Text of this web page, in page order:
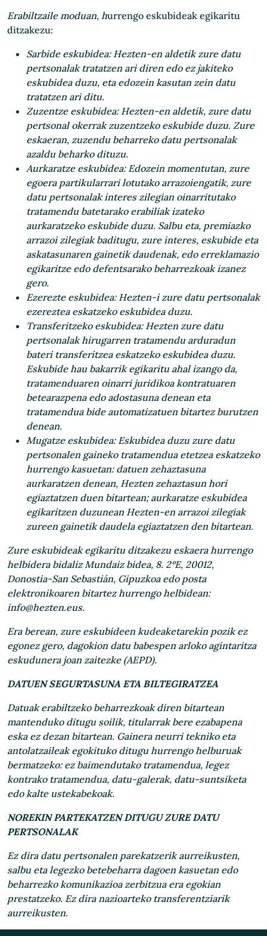
Erabiltzaile moduan, hurrengo eskubideak egikaritu
ditzakezu:
Sarbide eskubidea: Hezten-en aldetik zure datu
pertsonalak tratatzen ari diren edo ez jakiteko
eskubidea duzu, eta edozein kasutan zein datu
tratatzen ari ditu.
Zuzentze eskubidea: Hezten-en aldetik, zure datu
pertsonal okerrak zuzentzeko eskubide duzu. Zure
eskaeran, zuzendu beharreko datu pertsonalak
azaldu beharko dituzu.
Aurkaratze eskubidea: Edozein momentutan, zure
egoera partikularrari lotutako arrazoiengatik, zure
datu pertsonalak interes zilegian oinarritutako
tratamendu batetarako erabiliak izateko
aurkaratzeko eskubide duzu. Salbu eta, premiazko
arrazoi zilegiak baditugu, zure interes, eskubide eta
askatasunaren gainetik daudenak, edo erreklamazio
egikaritze edo defentsarako beharrezkoak izanez
gero.
Ezerezte eskubidea: Hezten-i zure datu pertsonalak
ezereztea eskatzeko eskubidea duzu.
Transferitzeko eskubidea: Hezten zure datu
pertsonalak hirugarren tratamendu arduradun
bateri transferitzea eskatzeko eskubidea duzu.
Eskubide hau bakarrik egikaritu ahal izango da,
tratamenduaren oinarri juridikoa kontratuaren
betearazpena edo adostasuna denean eta
tratamendua bide automatizatuen bitartez burutzen
denean.
Mugatze eskubidea: Eskubidea duzu zure datu
pertsonalen gaineko tratamendua etetzea eskatzeko
hurrengo kasuetan: datuen zehaztasuna
aurkaratzen denean, Hezten zehaztasun hori
egiaztatzen duen bitartean; aurkaratze eskubidea
egikaritzen duzunean Hezten-en arrazoi zilegiak
zureen gainetik daudela egiaztatzen den bitartean.
Zure eskubideak egikaritu ditzakezu eskaera hurrengo
helbidera bidaliz Mundaiz bidea, 8. 2ºE, 20012,
Donostia-San Sebastián, Gipuzkoa edo posta
elektronikoaren bitartez hurrengo helbidean:
info@hezten.eus.
Era berean, zure eskubideen kudeaketarekin pozik ez
egonez gero, dagokion datu babespen arloko agintaritza
eskudunera joan zaitezke (AEPD).
DATUEN SEGURTASUNA ETA BILTEGIRATZEA
Datuak erabiltzeko beharrezkoak diren bitartean
mantenduko ditugu soilik, titularrak bere ezabapena
eska ez dezan bitartean. Gainera neurri tekniko eta
antolatzaileak egokituko ditugu hurrengo helburuak
bermatzeko: ez baimendutako tratamendua, legez
kontrako tratamendua, datu-galerak, datu-suntsiketa
edo kalte ustekabekoak.
NOREKIN PARTEKATZEN DITUGU ZURE DATU
PERTSONALAK
Ez dira datu pertsonalen parekatzerik aurreikusten,
salbu eta legezko betebeharra dagoen kasuetan edo
beharrezko komunikazioa zerbitzua era egokian
prestatzeko. Ez dira nazioarteko transferentziarik
aurreikusten.